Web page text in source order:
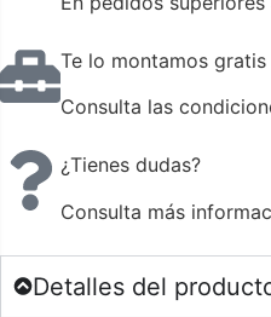
Te lo montamos gratis
Consulta las
¿Tienes dudas?
Consulta más
Detalles del